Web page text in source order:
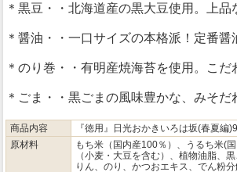
＊黒豆・・北海道産の黒大豆使用。上品
＊醤油・・一口サイズの本格派！定番醤
＊のり巻・・有明産焼海苔を使用。こだ
＊ごま・・黒ごまの風味豊かな、みそだ
商品内容
『徳用』日光おかきいろは坂(春夏編
原材料
もち米（国内産100％）、うるち米(
（小麦・大豆を含む）、植物油脂、
りん、のり、かつおエキス、でん粉